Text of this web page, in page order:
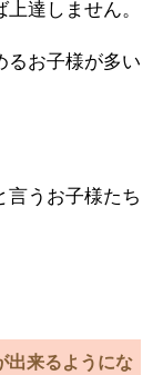
達しません。
お子様が多い
言うお子様たち
出来るようにな